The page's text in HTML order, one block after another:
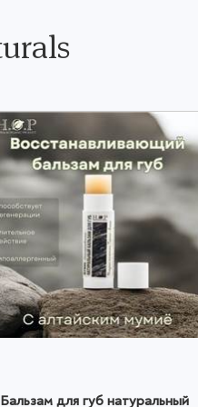
Бальзам для губ натуральный